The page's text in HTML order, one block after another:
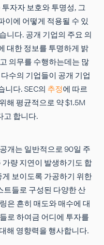
자자 보호와 투명성, 그
이에 어떻게 적용될 수 있
니다. 공개 기업의 주요 의
대한 정보를 투명하게 밝
의무를 수행하는데는 많
수의 기업들이 공개 기업
니다. SEC의 추정에 따르
해 평균적으로 약 $1.5M
고 합니다.
개는 일반적으로 90일 주
량 지연이 발생하기도 합
보이도록 가공하기 위한
들로 구성된 다양한 산
은 흔히 매도와 매수에 대
로 하여금 어디에 투자를
해 영향력을 행사합니다.